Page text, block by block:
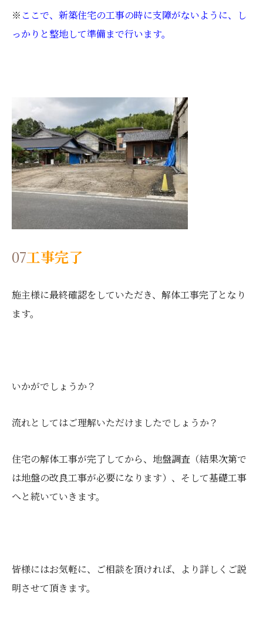
※ ここで、新築住宅の工事の時に支障がないように、し
っかりと整地して準備まで行います。
07工事完了
施主様に最終確認をしていただき、解体工事完了となり
ます。
いかがでしょうか？
流れとしてはご理解いただけましたでしょうか？
住宅の解体工事が完了してから、地盤調査（結果次第で
は地盤の改良工事が必要になります）、そして基礎工事
へと続いていきます。
皆様にはお気軽に、ご相談を頂ければ、より詳しくご説
明させて頂きます。